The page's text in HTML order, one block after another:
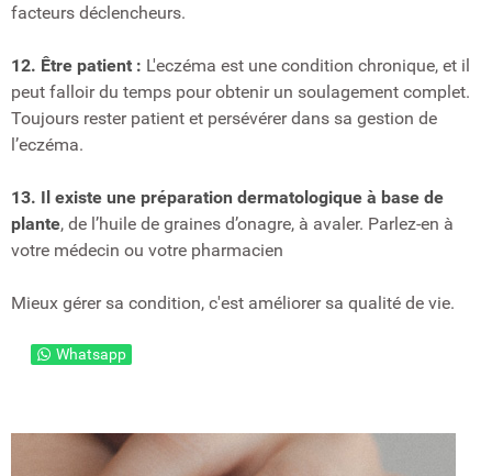
facteurs déclencheurs.
12. Être patient : L'eczéma est une condition chronique, et il
peut falloir du temps pour obtenir un soulagement complet.
Toujours rester patient et persévérer dans sa gestion de
l’eczéma.
13. Il existe une préparation dermatologique à base de
plante, de l’huile de graines d’onagre, à avaler. Parlez-en à
votre médecin ou votre pharmacien
Mieux gérer sa condition, c'est améliorer sa qualité de vie.
Whatsapp